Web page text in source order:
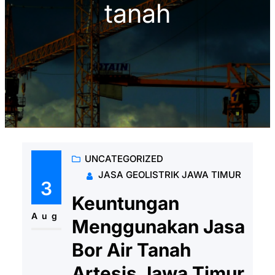
tanah
3
Aug
UNCATEGORIZED
JASA GEOLISTRIK JAWA TIMUR
Keuntungan
Menggunakan Jasa
Bor Air Tanah